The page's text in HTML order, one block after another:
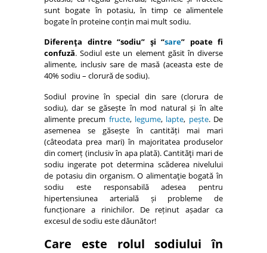
sunt bogate în potasiu, în timp ce alimentele
bogate în proteine conțin mai mult sodiu.
Diferenţa dintre “sodiu” şi “sare” poate fi
confuză. Sodiul este un element găsit în diverse
alimente, inclusiv sare de masă (aceasta este de
40% sodiu – clorură de sodiu).
Sodiul provine în special din sare (clorura de
sodiu), dar se găsește în mod natural și în alte
alimente precum fructe, legume, lapte, pește. De
asemenea se găsește în cantități mai mari
(câteodata prea mari) în majoritatea produselor
din comerț (inclusiv în apa plată). Cantităţi mari de
sodiu ingerate pot determina scăderea nivelului
de potasiu din organism. O alimentaţie bogată în
sodiu este responsabilă adesea pentru
hipertensiunea arterială și probleme de
funcționare a rinichilor. De reținut așadar ca
excesul de sodiu este dăunător!
Care este rolul sodiului în